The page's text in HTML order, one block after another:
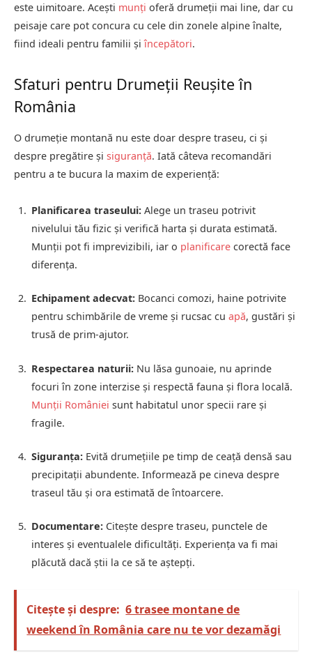
este uimitoare. Acești munți oferă drumeții mai line, dar cu
peisaje care pot concura cu cele din zonele alpine înalte,
fiind ideali pentru familii șiîncepători.
Sfaturi pentru Drumeții Reușite în
România
O drumeție montană nu este doar despre traseu, ci și
despre pregătire și siguranță. Iată câteva recomandări
pentru a te bucura la maxim de experiență:
Planificarea traseului: Alege un traseu potrivit
nivelului tău fizic și verifică harta și durata estimată.
Munții pot fi imprevizibili, iar o planificare corectă face
diferența.
Echipament adecvat: Bocanci comozi, haine potrivite
pentru schimbările de vreme și rucsac cu apă, gustări și
trusă de prim-ajutor.
Respectarea naturii: Nu lăsa gunoaie, nu aprinde
focuri în zone interzise și respectă fauna și flora locală.
Munții României sunt habitatul unor specii rare și
fragile.
Siguranța: Evită drumețiile pe timp de ceață densă sau
precipitații abundente. Informează pe cineva despre
traseul tău și ora estimată de întoarcere.
Documentare: Citește despre traseu, punctele de
interes și eventualele dificultăți. Experiența va fi mai
plăcută dacă știi la ce să te aștepți.
Citește și despre: 6 trasee montane de
weekend în România care nu te vor dezamăgi